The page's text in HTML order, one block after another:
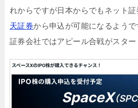
れからですが日本からでもネット証
天証券から申込が可能になるよう
証券会社ではアピール合戦がスター